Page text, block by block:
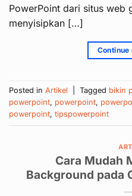
PowerPoint dari situs web
menyisipkan […]
Continue
Posted in Artikel Tagged bikin
powerpoint, powerpoint,
powerpoint, tipspowerpoint
Cara Mudah
Background pada